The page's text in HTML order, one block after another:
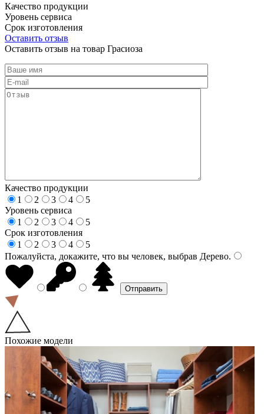
Качество продукции
Уровень сервиса
Срок изготовления
Оставить отзыв
Оставить отзыв на товар Грасиоза
Качество продукции
1
2 3 4
5
Уровень сервиса
1
2 3 4
5
Срок изготовления
1
2 3 4
5
Пожалуйста, докажите, что вы человек, выбрав Дерево.
Похожие модели